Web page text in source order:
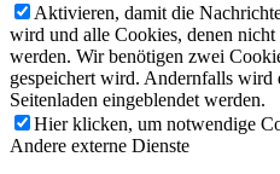
Aktivieren, damit die
wird und alle Cookies, denen
werden. Wir benötigen zwei
gespeichert wird. Andernfalls wird
Seitenladen eingeblendet werden.
Hier klicken, um notwendige
Andere externe Dienste